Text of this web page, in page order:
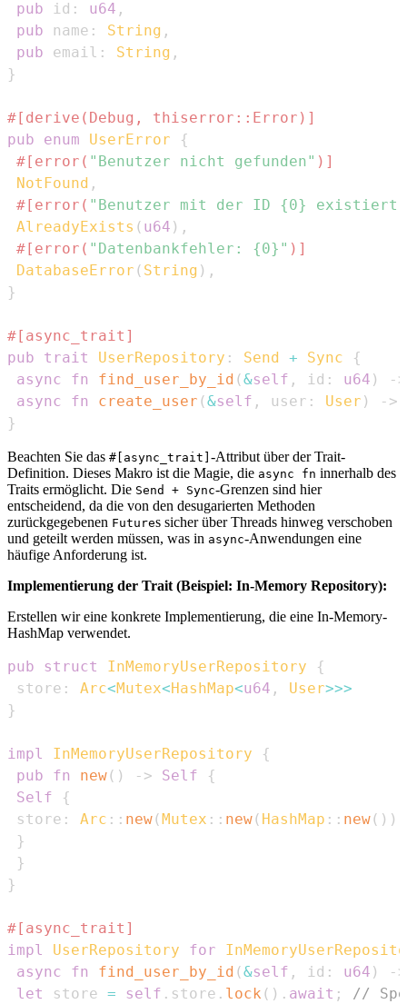
pub id : u64 ,
pub name : String ,
pub email : String ,
}
#[derive(Debug, thiserror::Error)]
pub
enum UserError
{
#[error( "Benutzer nicht gefunden" )]
NotFound ,
#[error( "Benutzer mit der ID {0} existiert
AlreadyExists ( u64 ) ,
#[error( "Datenbankfehler: {0}" )]
DatabaseError ( String ) ,
}
#[async_trait]
pub
trait UserRepository : Send + Sync
{
async
fn find_user_by_id (&self , id : u64 )
->
async
fn create_user (&self , user : User )
->
}
Beachten Sie das #[async_trait] -Attribut über der Trait-
Definition. Dieses Makro ist die Magie, die async fn innerhalb des
Traits ermöglicht. Die Send + Sync-Grenzen sind hier
entscheidend, da die von den desugarierten Methoden
zurückgegebenen Futures sicher über Threads hinweg verschoben
und geteilt werden müssen, was in async-Anwendungen eine
häufige Anforderung ist.
Implementierung der Trait (Beispiel: In-Memory Repository):
Erstellen wir eine konkrete Implementierung, die eine In-Memory-
HashMap verwendet.
pub struct InMemoryUserRepository
{
store : Arc<Mutex<HashMap<u64 , User>>>
}
impl InMemoryUserRepository
{
pub
fn new( ) -> Self
{
Self
{
store : Arc :: new( Mutex :: new( HashMap :: new( ) )
}
}
}
#[async_trait]
impl
UserRepository for
async
fn find_user_by_id (&self , id : u64 )
->
let
store = self . store . lock ( ) . await ;
//